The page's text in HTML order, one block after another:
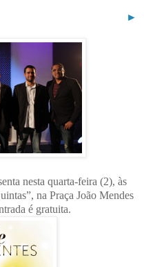
►
nesta quarta-feira (2), às
na Praça João Mendes
é gratuita.